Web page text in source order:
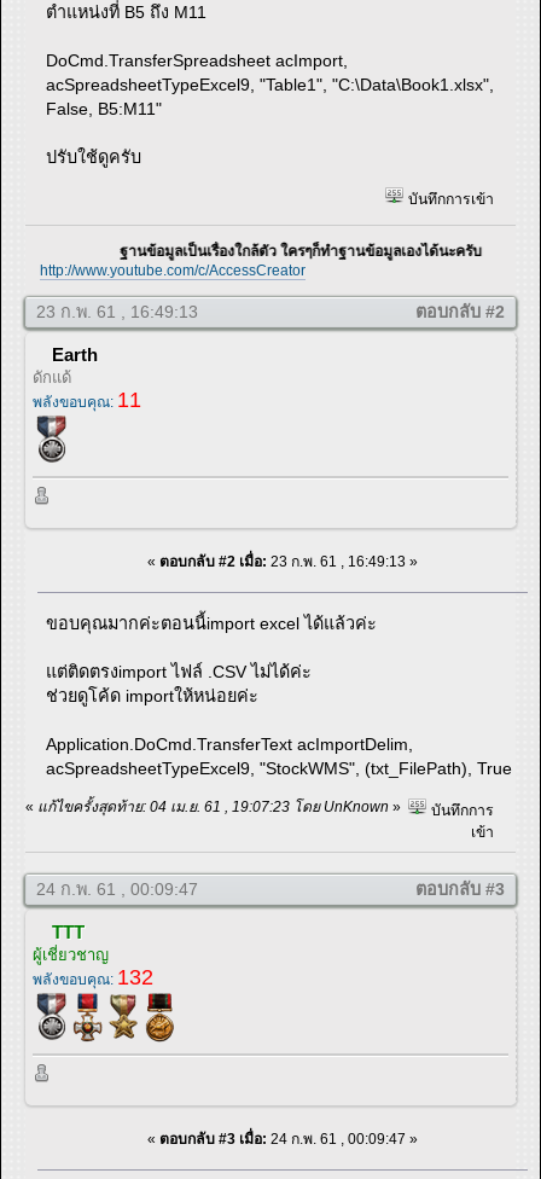
ตำแหน่งที่ B5 ถึง M11
DoCmd.TransferSpreadsheet acImport,
acSpreadsheetTypeExcel9, "Table1", "C:\Data\Book1.xlsx",
False, B5:M11"
ปรับใช้ดูครับ
บันทึกการเข้า
ฐานข้อมูลเป็นเรื่องใกล้ตัว ใครๆก็ทำฐานข้อมูลเองได้นะครับ
http://www.youtube.com/c/AccessCreator
23 ก.พ. 61 , 16:49:13 ตอบกลับ #2
Earth
ดักแด้
พลังขอบคุณ: 11
« ตอบกลับ #2 เมื่อ: 23 ก.พ. 61 , 16:49:13 »
ขอบคุณมากค่ะตอนนี้import excel ได้แล้วค่ะ
แต่ติดตรงimport ไฟล์ .CSV ไม่ได้ค่ะ
ช่วยดูโค้ด importให้หน่อยค่ะ
Application.DoCmd.TransferText acImportDelim,
acSpreadsheetTypeExcel9, "StockWMS", (txt_FilePath), True
« แก้ไขครั้งสุดท้าย: 04 เม.ย. 61 , 19:07:23 โดย UnKnown »
บันทึกการ
เข้า
24 ก.พ. 61 , 00:09:47 ตอบกลับ #3
TTT
ผู้เชี่ยวชาญ
พลังขอบคุณ: 132
« ตอบกลับ #3 เมื่อ: 24 ก.พ. 61 , 00:09:47 »